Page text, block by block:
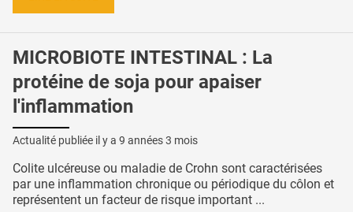
MICROBIOTE INTESTINAL : La
protéine de soja pour apaiser
l'inflammation
Actualité publiée il y a 9 années 3 mois
Colite ulcéreuse ou maladie de Crohn sont caractérisées
par une inflammation chronique ou périodique du côlon et
représentent un facteur de risque important ...